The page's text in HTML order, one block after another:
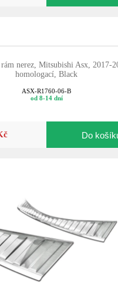
nerez, Mitsubishi Asx, 2017-
homologací, Black
ASX-R1760-06-B
od 8-14 dní
Do